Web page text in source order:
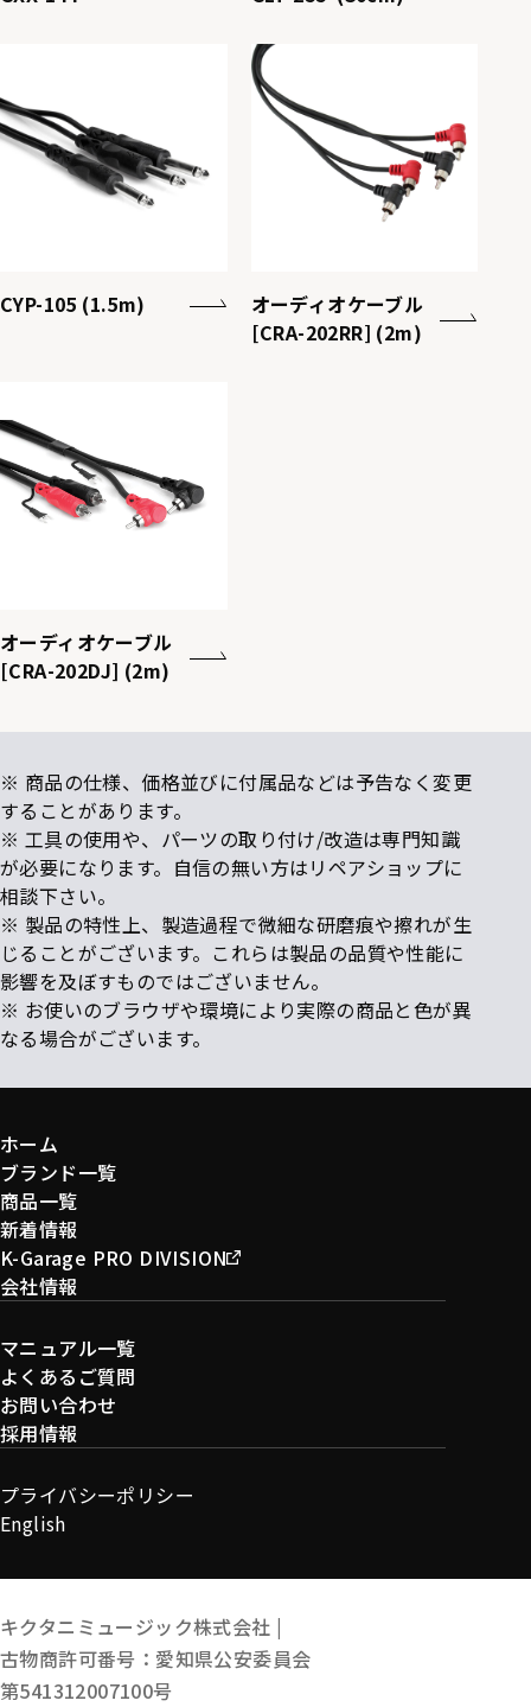
CYP-105 (1.5m)
オーディオケーブル
[CRA-202RR] (2m)
オーディオケーブル
[CRA-202DJ] (2m)
※ 商品の仕様、価格並びに付属品などは予告なく変更
することがあります。
※ 工具の使用や、パーツの取り付け/改造は専門知識
が必要になります。自信の無い方はリペアショップに
相談下さい。
※ 製品の特性上、製造過程で微細な研磨痕や擦れが生
じることがございます。これらは製品の品質や性能に
影響を及ぼすものではございません。
※ お使いのブラウザや環境により実際の商品と色が異
なる場合がございます。
ホーム
ブランド一覧
商品一覧
新着情報
K-Garage PRO DIVISION
会社情報
マニュアル一覧
よくあるご質問
お問い合わせ
採用情報
プライバシーポリシー
English
キクタニミュージック株式会社 |
古物商許可番号：愛知県公安委員会
第541312007100号